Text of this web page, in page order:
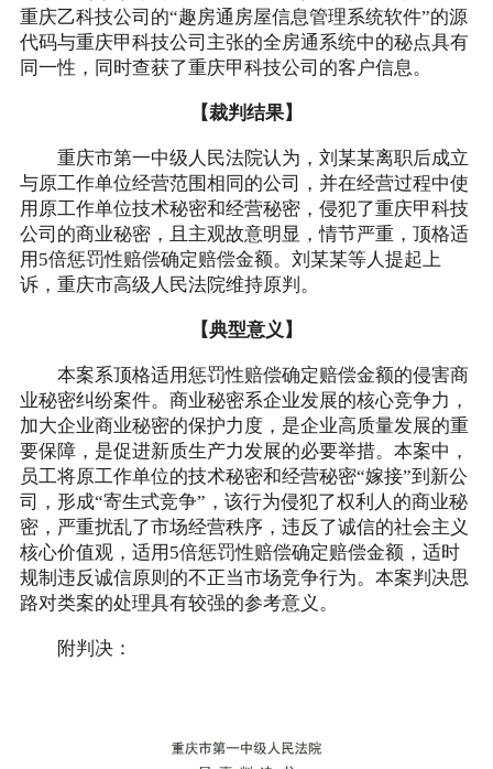
重庆乙科技公司的“趣房通房屋信息管理系统软件”的源
代码与重庆甲科技公司主张的全房通系统中的秘点具有
同一性，同时查获了重庆甲科技公司的客户信息。
【裁判结果】
重庆市第一中级人民法院认为，刘某某离职后成立
与原工作单位经营范围相同的公司，并在经营过程中使
用原工作单位技术秘密和经营秘密，侵犯了重庆甲科技
公司的商业秘密，且主观故意明显，情节严重，顶格适
用5倍惩罚性赔偿确定赔偿金额。刘某某等人提起上
诉，重庆市高级人民法院维持原判。
【典型意义】
本案系顶格适用惩罚性赔偿确定赔偿金额的侵害商
业秘密纠纷案件。商业秘密系企业发展的核心竞争力，
加大企业商业秘密的保护力度，是企业高质量发展的重
要保障，是促进新质生产力发展的必要举措。本案中，
员工将原工作单位的技术秘密和经营秘密“嫁接”到新公
司，形成“寄生式竞争”，该行为侵犯了权利人的商业秘
密，严重扰乱了市场经营秩序，违反了诚信的社会主义
核心价值观，适用5倍惩罚性赔偿确定赔偿金额，适时
规制违反诚信原则的不正当市场竞争行为。本案判决思
路对类案的处理具有较强的参考意义。
附判决：